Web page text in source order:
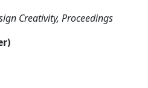
Creativity, Proceedings